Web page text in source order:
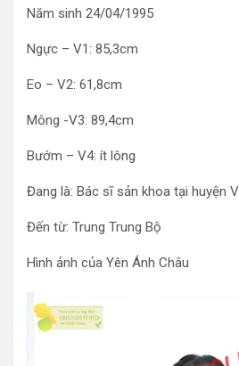
Năm sinh 24/04/1995
Ngực – V1: 85,3cm
Eo – V2: 61,8cm
Mông -V3: 89,4cm
Bướm – V4: ít lông
Đang là: Bác sĩ sản khoa tại huyện
Đến từ: Trung Trung Bộ
Hình ảnh của Yên Ánh Châu